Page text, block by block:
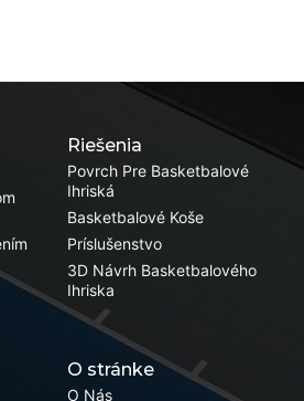
Riešenia
Povrch Pre Basketbalové
Ihriská
Basketbalové Koše
Príslušenstvo
3D Návrh Basketbalového
Ihriska
O stránke
O Nás